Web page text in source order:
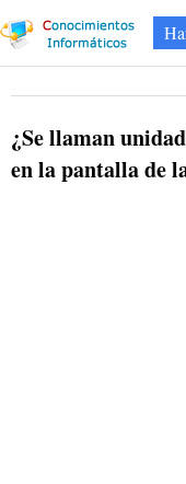
¿Se llaman
en la pantalla de